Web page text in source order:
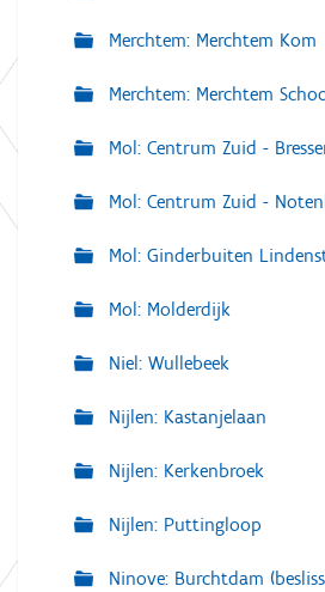
Merchtem: Merchtem Kom
Merchtem: Merchtem
Mol: Centrum Zuid -
Mol: Centrum Zuid -
Mol: Ginderbuiten
Mol: Molderdijk
Niel: Wullebeek
Nijlen: Kastanjelaan
Nijlen: Kerkenbroek
Nijlen: Puttingloop
Ninove: Burchtdam